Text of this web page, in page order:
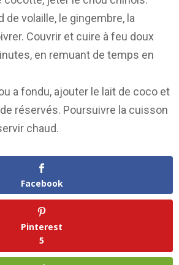
de volaille, le gingembre, la
Couvrir et cuire à feu doux
en remuant de temps en
a fondu, ajouter le lait de coco et
réservés. Poursuivre la cuisson
chaud.
Facebook
Pinterest
5